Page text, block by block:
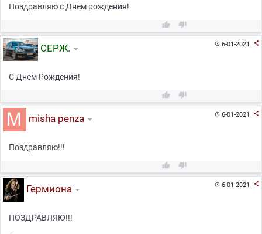
Поздравляю с Днем рождения!
 
6-01-2021 
СЕРЖ.
С Днем Рождения!
 
6-01-2021 
misha penza
Поздравляю!!!
 
6-01-2021 
Гермиона
ПОЗДРАВЛЯЮ!!!